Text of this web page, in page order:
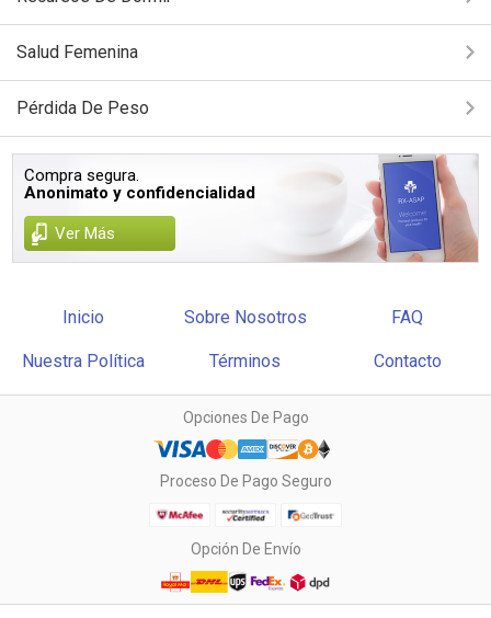
Salud Femenina
Pérdida De Peso
Compra segura.
Anonimato y confidencialidad
Ver Más
Inicio Sobre Nosotros FAQ
Nuestra Política Términos Contacto
Opciones De Pago
Proceso De Pago Seguro
Opción De Envío